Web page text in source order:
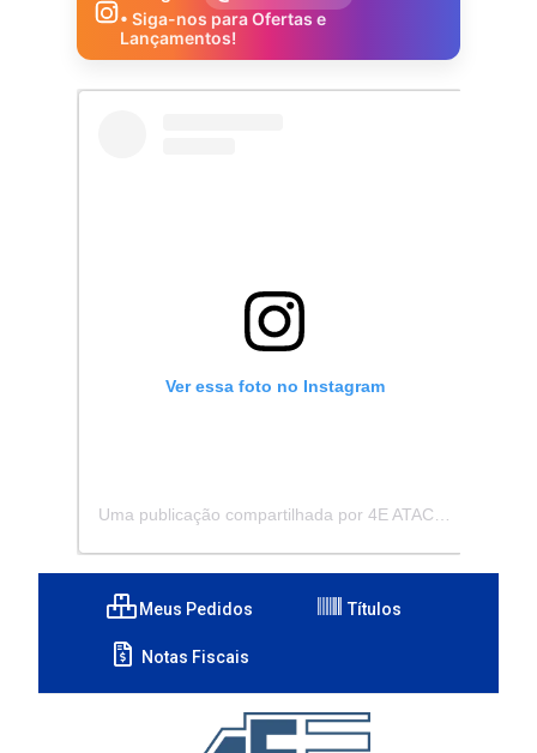
• Siga-nos para Ofertas e
Lançamentos!
Ver essa foto no Instagram
Meus Pedidos Títulos
Notas Fiscais